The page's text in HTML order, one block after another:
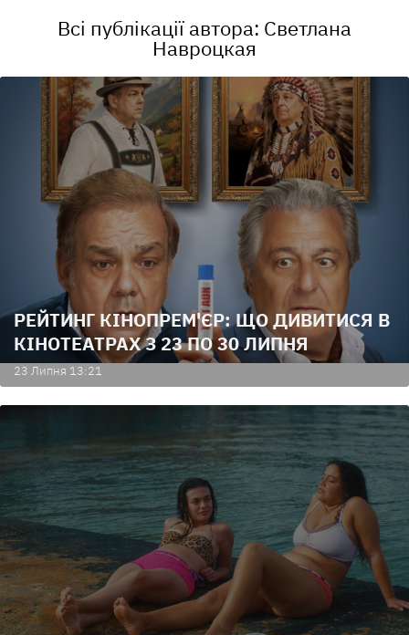
Всі публікації автора: Cветлана
Навроцкая
РЕЙТИНГ КІНОПРЕМ'ЄР: ЩО ДИВИТИСЯ В
КІНОТЕАТРАХ З 23 ПО 30 ЛИПНЯ
23 Липня 13:21